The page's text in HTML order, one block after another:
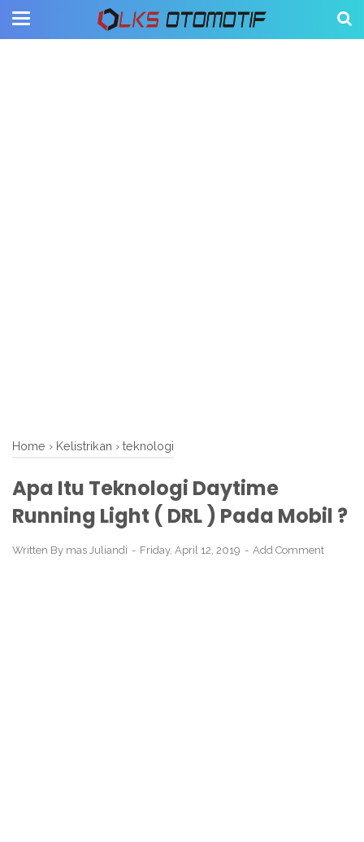
Home › Kelistrikan › teknologi
Apa Itu Teknologi Daytime
Running Light ( DRL ) Pada Mobil ?
Written By mas Juliandi Friday, April 12, 2019 Add Comment